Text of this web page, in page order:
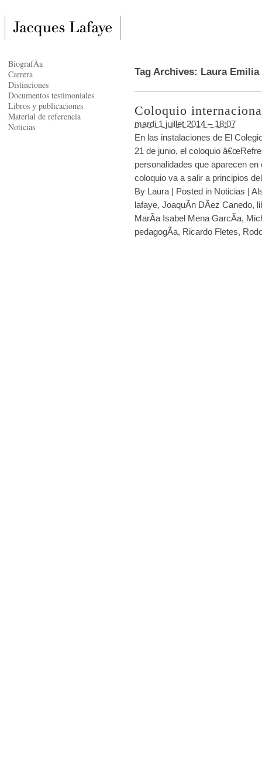
Tag Archives: Laura Emilia
Coloquio
mardi 1 juillet 2014 – 18:07
En las instalaciones de El
21 de junio, el coloquio
personalidades que aparecen
coloquio va a salir a principios
By Laura | Posted in Noticias |
lafaye, JoaquÃ­n DÃ­ez Canedo,
MarÃ­a Isabel Mena GarcÃ­a,
pedagogÃ­a, Ricardo Fletes,
BiografÃ­a
Carrera
Distinciones
Documentos testimoniales
Libros y publicaciones
Material de referencia
Noticias